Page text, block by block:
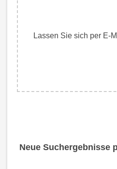
Lassen Sie sich per E-
Neue Suchergebnisse